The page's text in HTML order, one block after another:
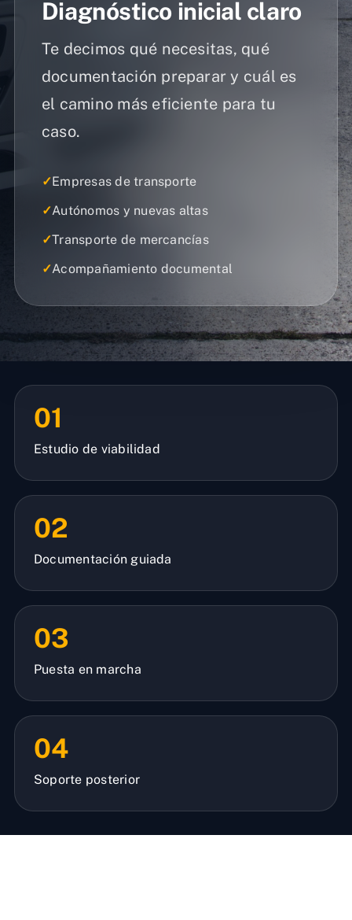
Diagnóstico inicial claro
Te decimos qué necesitas, qué
documentación preparar y cuál es
el camino más eficiente para tu
caso.
✓Empresas de transporte
✓Autónomos y nuevas altas
✓Transporte de mercancías
✓Acompañamiento documental
01
Estudio de viabilidad
02
Documentación guiada
03
Puesta en marcha
04
Soporte posterior